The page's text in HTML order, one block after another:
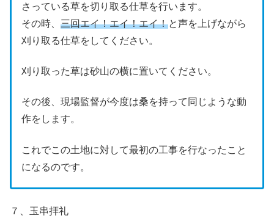
さっている草を切り取る仕草を行います。
その時、 三回エイ！エイ！エイ！と声を上げながら
刈り取る仕草をしてください。
刈り取った草は砂山の横に置いてください。
その後、現場監督が今度は桑を持って同じような動
作をします。
これでこの土地に対して最初の工事を行なったこと
になるのです。
７、玉串拝礼